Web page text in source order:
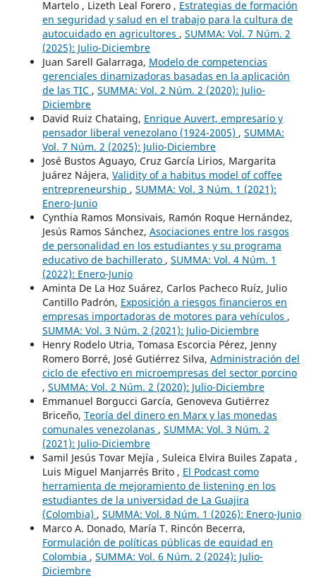
Martelo , Lizeth Leal Forero , Estrategias de formación
en seguridad y salud en el trabajo para la cultura de
autocuidado en agricultores , SUMMA: Vol. 7 Núm. 2
(2025): Julio-Diciembre
Juan Sarell Galarraga, Modelo de competencias
gerenciales dinamizadoras basadas en la aplicación
de las TIC , SUMMA: Vol. 2 Núm. 2 (2020): Julio-
Diciembre
David Ruiz Chataing, Enrique Auvert, empresario y
pensador liberal venezolano (1924-2005) , SUMMA:
Vol. 7 Núm. 2 (2025): Julio-Diciembre
José Bustos Aguayo, Cruz García Lirios, Margarita
Juárez Nájera, Validity of a habitus model of coffee
entrepreneurship , SUMMA: Vol. 3 Núm. 1 (2021):
Enero-Junio
Cynthia Ramos Monsivais, Ramón Roque Hernández,
Jesús Ramos Sánchez, Asociaciones entre los rasgos
de personalidad en los estudiantes y su programa
educativo de bachillerato , SUMMA: Vol. 4 Núm. 1
(2022): Enero-Junio
Aminta De La Hoz Suárez, Carlos Pacheco Ruíz, Julio
Cantillo Padrón, Exposición a riesgos financieros en
empresas importadoras de motores para vehículos ,
SUMMA: Vol. 3 Núm. 2 (2021): Julio-Diciembre
Henry Rodelo Utria, Tomasa Escorcia Pérez, Jenny
Romero Borré, José Gutiérrez Silva, Administración del
ciclo de efectivo en microempresas del sector porcino
, SUMMA: Vol. 2 Núm. 2 (2020): Julio-Diciembre
Emmanuel Borgucci García, Genoveva Gutiérrez
Briceño, Teoría del dinero en Marx y las monedas
comunales venezolanas , SUMMA: Vol. 3 Núm. 2
(2021): Julio-Diciembre
Samil Jesús Tovar Mejía , Suleica Elvira Builes Zapata ,
Luis Miguel Manjarrés Brito , El Podcast como
herramienta de mejoramiento de listening en los
estudiantes de la universidad de La Guajira
(Colombia) , SUMMA: Vol. 8 Núm. 1 (2026): Enero-Junio
Marco A. Donado, María T. Rincón Becerra,
Formulación de políticas públicas de equidad en
Colombia , SUMMA: Vol. 6 Núm. 2 (2024): Julio-
Diciembre